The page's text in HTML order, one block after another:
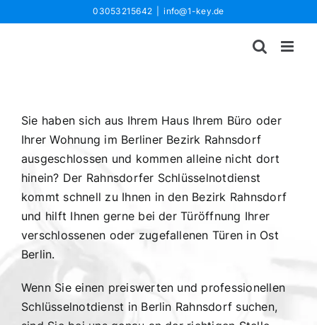
Inhalt
03053215642 info@1-key.de
Sie haben sich aus Ihrem Haus Ihrem Büro oder
Ihrer Wohnung im Berliner Bezirk Rahnsdorf
ausgeschlossen und kommen alleine nicht dort
hinein? Der Rahnsdorfer Schlüsselnotdienst
kommt schnell zu Ihnen in den Bezirk Rahnsdorf
und hilft Ihnen gerne bei der Türöffnung Ihrer
verschlossenen oder zugefallenen Türen in Ost
Berlin.
Wenn Sie einen preiswerten und professionellen
Schlüsselnotdienst in Berlin Rahnsdorf suchen,